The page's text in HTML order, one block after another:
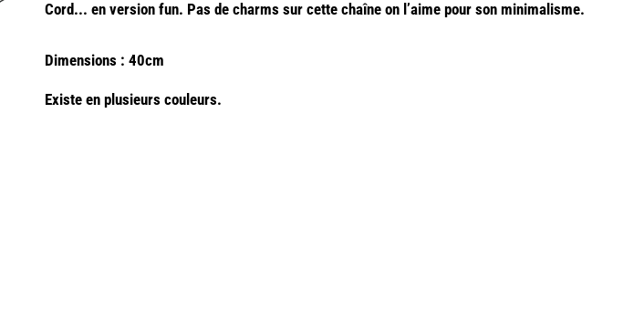
Cord... en version fun. Pas de charms sur cette chaîne on l’aime pour son minimalisme.
Dimensions : 40cm
Existe en plusieurs couleurs.